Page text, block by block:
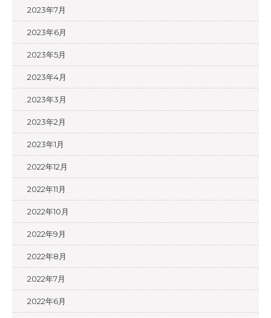
2023年7月
2023年6月
2023年5月
2023年4月
2023年3月
2023年2月
2023年1月
2022年12月
2022年11月
2022年10月
2022年9月
2022年8月
2022年7月
2022年6月